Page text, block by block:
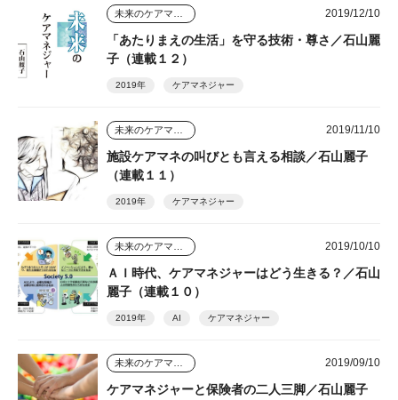
2019/12/10
「あたりまえの生活」を守る技術・尊さ／石山麗
子（連載１２）
2019年 ケアマネジャー
2019/11/10
施設ケアマネの叫びとも言える相談／石山麗子
（連載１１）
2019年 ケアマネジャー
2019/10/10
ＡＩ時代、ケアマネジャーはどう生きる？／石山
麗子（連載１０）
2019年 AI ケアマネジャー
2019/09/10
ケアマネジャーと保険者の二人三脚／石山麗子